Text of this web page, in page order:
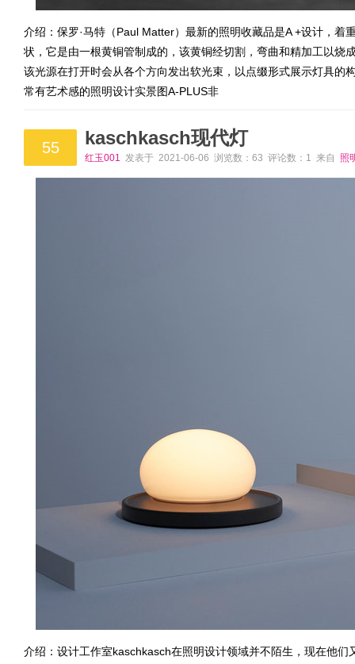
介绍：保罗·马特（Paul Matter）最新的照明收藏品是A +设计，
状，它是由一根黄铜管制成的，该黄铜经切割，弯曲和精加工以烧
该光源在打开时会从各个方向发出软光束，以点缀形式展示灯具的
常有艺术感的照明设计实景图A-PLUS非
55 kaschkasch现代灯
红玉001 发表于 2021-06-06 浏览数：63 评论数：1 来自 照
介绍：设计工作室kaschkasch在照明设计领域并不陌生，现在他